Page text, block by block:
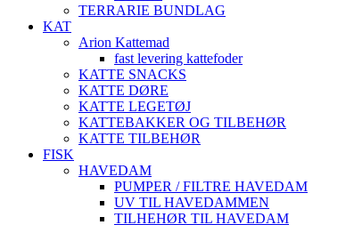
TERRARIE BUNDLAG
KAT
Arion Kattemad
fast levering kattefoder
KATTE SNACKS
KATTE DØRE
KATTE LEGETØJ
KATTEBAKKER OG TILBEHØR
KATTE TILBEHØR
FISK
HAVEDAM
PUMPER / FILTRE HAVEDAM
UV TIL HAVEDAMMEN
TILHEHØR TIL HAVEDAM